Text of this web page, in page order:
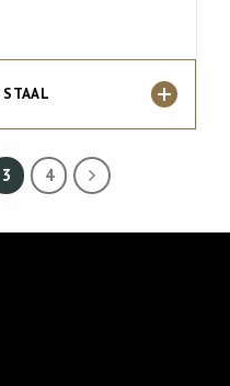
STAAL
3 4